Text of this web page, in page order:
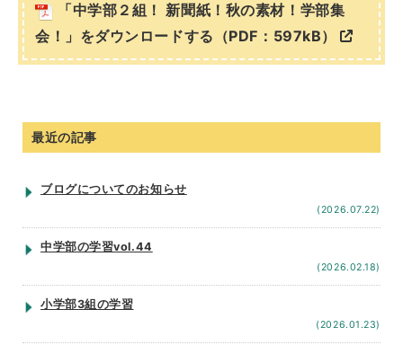
「中学部２組！ 新聞紙！秋の素材！学部集
会！」をダウンロードする（PDF：597kB）
最近の記事
ブログについてのお知らせ
(2026.07.22)
中学部の学習vol.44
(2026.02.18)
小学部3組の学習
(2026.01.23)